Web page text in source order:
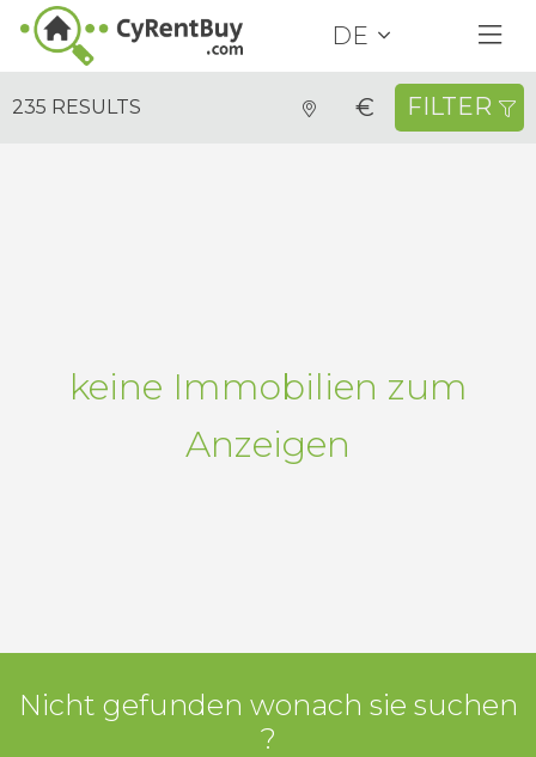
DE
Immobilien mieten Alle Arten
SUCHE
235 RESULTS FILTER
€
keine Immobilien zum
Anzeigen
Nicht gefunden wonach sie suchen
?